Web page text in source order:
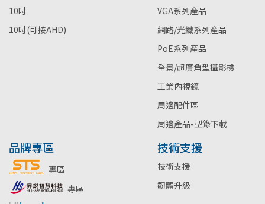
10吋
10吋(可接AHD)
VGA系列產品
網路/光纖系列產品
PoE系列產品
全景/超廣角型攝影機
工業內視鏡
周邊配件區
周邊產品-型錄下載
品牌專區
專區
專區
技術支援
技術支援
韌體升級